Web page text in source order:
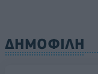
ΔΗΜΟΦΙΛΗ